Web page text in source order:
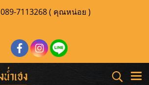
089-7113268 ( คุณหน่อย )